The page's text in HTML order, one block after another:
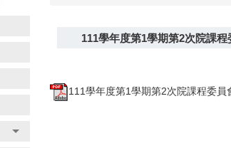
111學年度第1學期第2次院課
111學年度第1學期第2次院課程委員